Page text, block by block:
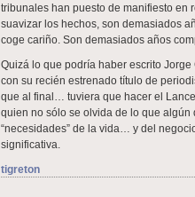
tribunales han puesto de manifiesto en
suavizar los hechos, son demasiados
coge cariño. Son demasiados años
Quizá lo que podría haber escrito
con su recién estrenado título de
que al final… tuviera que hacer el
quien no sólo se olvida de lo que
“necesidades” de la vida… y del
significativa.
tigreton